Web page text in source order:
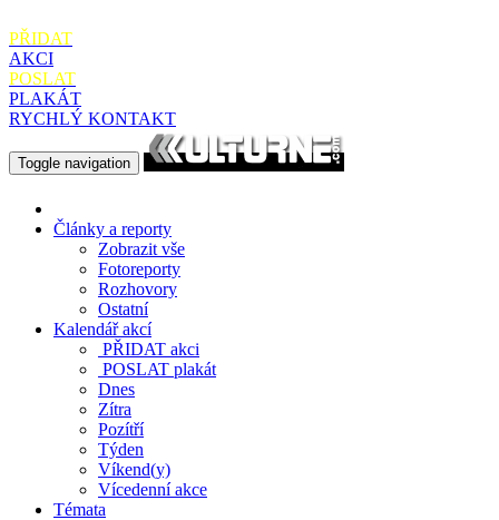
PŘIDAT
AKCI
POSLAT
PLAKÁT
RYCHLÝ KONTAKT
Toggle navigation
Články a reporty
Zobrazit vše
Fotoreporty
Rozhovory
Ostatní
Kalendář akcí
PŘIDAT akci
POSLAT plakát
Dnes
Zítra
Pozítří
Týden
Víkend(y)
Vícedenní akce
Témata